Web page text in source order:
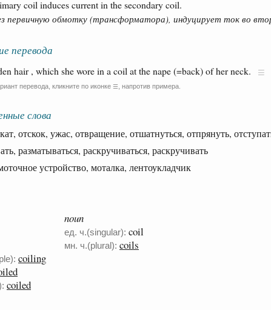
coil induces current in the secondary coil.
первичную обмотку (трансформатора), индуцирует ток во
перевода
hair , which she wore in a coil at the nape (=back) of her neck.
перевода, кликните по иконке ☰ , напротив примера.
слова
отскок, ужас, отвращение, отшатнуться, отпрянуть,
разматываться, раскручиваться, раскручивать
устройство, моталка, лентоукладчик
coiling
coiled
noun
ед. ч.(singular): coil
мн. ч.(plural): coils